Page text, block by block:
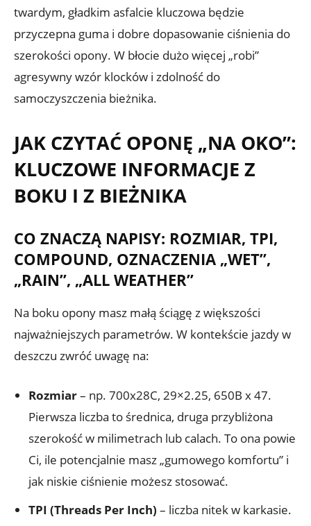
twardym, gładkim asfalcie kluczowa będzie
przyczepna guma i dobre dopasowanie ciśnienia do
szerokości opony. W błocie dużo więcej „robi”
agresywny wzór klocków i zdolność do
samoczyszczenia bieżnika.
JAK CZYTAĆ OPONĘ „NA OKO”:
KLUCZOWE INFORMACJE Z
BOKU I Z BIEŻNIKA
CO ZNACZĄ NAPISY: ROZMIAR, TPI,
COMPOUND, OZNACZENIA „WET”,
„RAIN”, „ALL WEATHER”
Na boku opony masz małą ściągę z większości
najważniejszych parametrów. W kontekście jazdy w
deszczu zwróć uwagę na:
Rozmiar– np. 700x28C, 29×2.25, 650B x 47.
Pierwsza liczba to średnica, druga przybliżona
szerokość w milimetrach lub calach. To ona powie
Ci, ile potencjalnie masz „gumowego komfortu” i
jak niskie ciśnienie możesz stosować.
TPI (Threads Per Inch) – liczba nitek w karkasie.